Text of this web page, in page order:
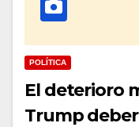
POLÍTICA
El deterioro
Trump